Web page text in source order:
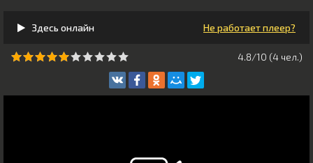
Здесь онлайн Не работает плеер?
4.8/10 (4 чeл.)